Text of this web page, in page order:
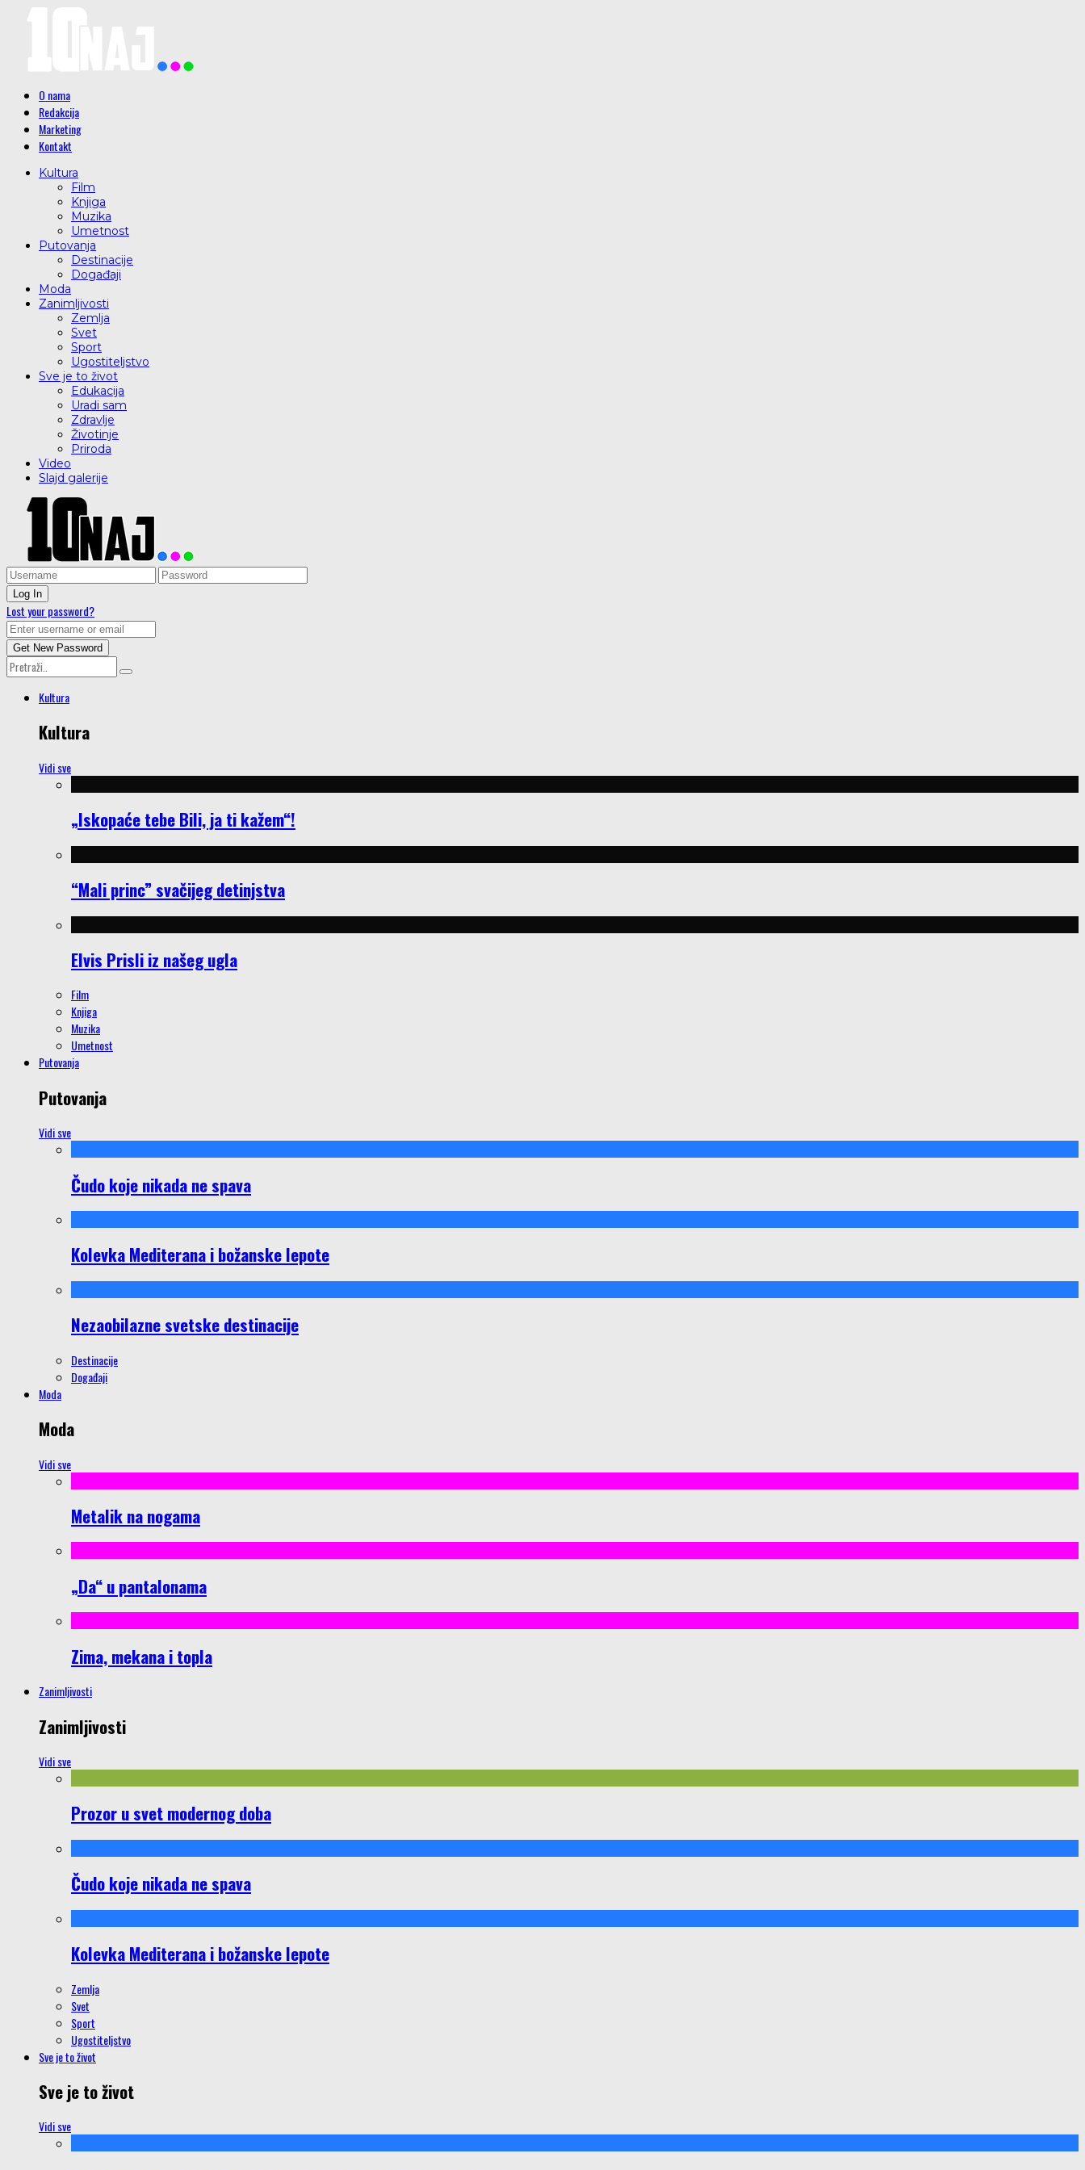
O nama
Redakcija
Marketing
Kontakt
Kultura
Film
Knjiga
Muzika
Umetnost
Putovanja
Destinacije
Događaji
Moda
Zanimljivosti
Zemlja
Svet
Sport
Ugostiteljstvo
Sve je to život
Edukacija
Uradi sam
Zdravlje
Životinje
Priroda
Video
Slajd galerije
Lost your password?
Kultura
Kultura
Vidi sve
„Iskopaće tebe Bili, ja ti kažem“!
“Mali princ” svačijeg detinjstva
Elvis Prisli iz našeg ugla
Film
Knjiga
Muzika
Umetnost
Putovanja
Putovanja
Vidi sve
Čudo koje nikada ne spava
Kolevka Mediterana i božanske lepote
Nezaobilazne svetske destinacije
Destinacije
Događaji
Moda
Moda
Vidi sve
Metalik na nogama
„Da“ u pantalonama
Zima, mekana i topla
Zanimljivosti
Zanimljivosti
Vidi sve
Prozor u svet modernog doba
Čudo koje nikada ne spava
Kolevka Mediterana i božanske lepote
Zemlja
Svet
Sport
Ugostiteljstvo
Sve je to život
Sve je to život
Vidi sve